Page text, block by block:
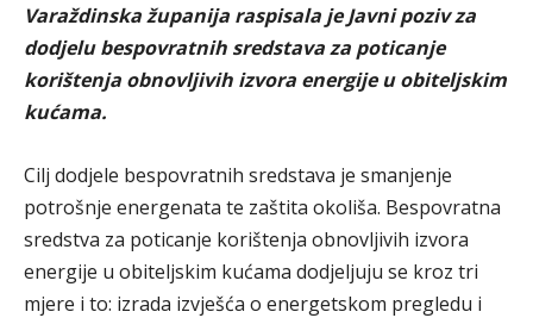
Varaždinska županija raspisala je Javni poziv za
dodjelu bespovratnih sredstava za poticanje
korištenja obnovljivih izvora energije u obiteljskim
kućama.
Cilj dodjele bespovratnih sredstava je smanjenje
potrošnje energenata te zaštita okoliša. Bespovratna
sredstva za poticanje korištenja obnovljivih izvora
energije u obiteljskim kućama dodjeljuju se kroz tri
mjere i to: izrada izvješća o energetskom pregledu i